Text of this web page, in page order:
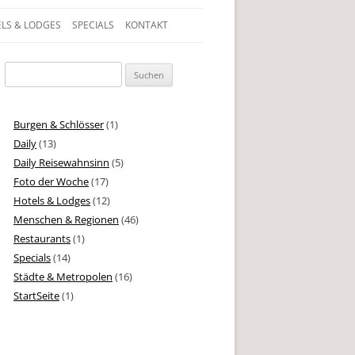
Texte und Geschichten aus dem Leben
& LODGES SPECIALS KONTAKT
nach:
Burgen & Schlösser(1)
Daily(13)
Daily Reisewahnsinn (5)
Foto der Woche(17)
Hotels & Lodges(12)
Menschen & Regionen (46)
Restaurants(1)
Specials(14)
Städte & Metropolen (16)
StartSeite(1)